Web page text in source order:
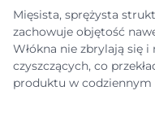
Mięsista, sprężysta
zachowuje objętość
Włókna nie zbrylają się
czyszczących, co
produktu w